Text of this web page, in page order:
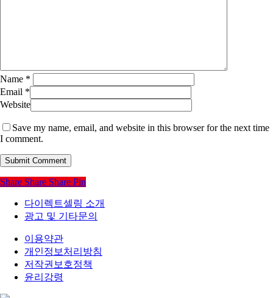
Name *
Email *
Website
Save my name, email, and website in this browser for the next time
I comment.
Share Share Share Pin
다이렉트셀링 소개
광고 및 기타문의
이용약관
개인정보처리방침
저작권보호정책
윤리강령